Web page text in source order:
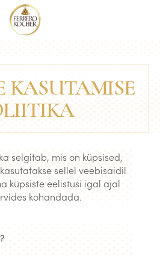
KASUTAMISE
selgitab, mis on küpsised,
sellel veebisaidil
küpsiste eelistusi igal ajal
kohandada.